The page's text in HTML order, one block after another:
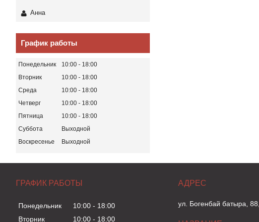
Анна
График работы
Понедельник 10:00
18:00
Вторник
10:00
18:00
Среда
10:00
18:00
Четверг
10:00
18:00
Пятница
10:00
18:00
Суббота
Выходной
Воскресенье
Выходной
ГРАФИК РАБОТЫ
Понедельник 10:00
18:00
Вторник
10:00 18:00
ул. Богенбай батыра,